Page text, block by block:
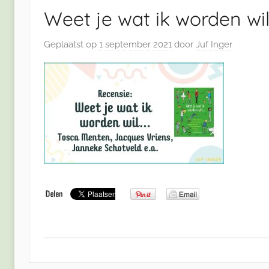
Weet je wat ik worden
Geplaatst op 1 september 2021 door Juf Inger